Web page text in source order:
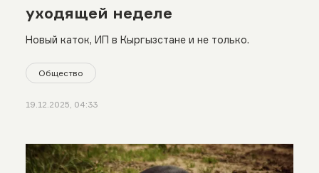
уходящей неделе
Новый каток, ИП в Кыргызстане и не только.
Общество
19.12.2025, 04:33